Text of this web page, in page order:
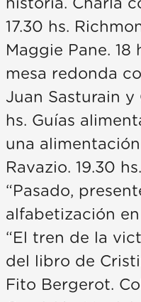
historia. Charla
17.30 hs.
Maggie Pane. 18
mesa redonda
Juan Sasturain y
hs. Guías
una
Ravazio. 19.30
“Pasado,
alfabetización en
“El tren de la
del libro de
Fito Bergerot.